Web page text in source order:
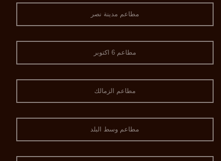
مطاعم مدينة نصر
مطاعم 6 اكتوبر
مطاعم الزمالك
مطاعم وسط البلد